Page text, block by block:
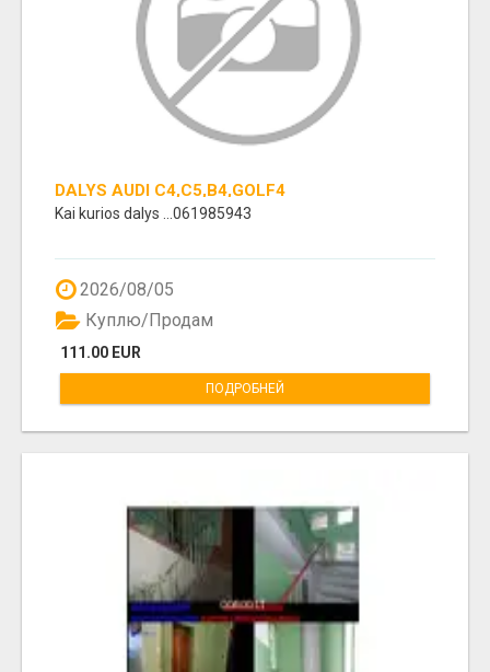
DALYS AUDI C4,C5,B4,GOLF4
Kai kurios dalys ...061985943
2026/08/05
111.00 EUR
Куплю/Продам
ПОДРОБНЕЙ